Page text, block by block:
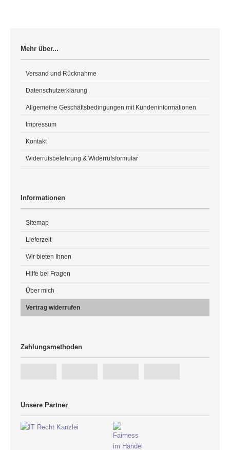
Mehr über...
Versand und Rücknahme
Datenschutzerklärung
Allgemeine Geschäftsbedingungen mit Kundeninformationen
Impressum
Kontakt
Widerrufsbelehrung & Widerrufsformular
Informationen
Sitemap
Lieferzeit
Wir bieten Ihnen
Hilfe bei Fragen
Über mich
Vertrag widerrufen
Zahlungsmethoden
Unsere Partner